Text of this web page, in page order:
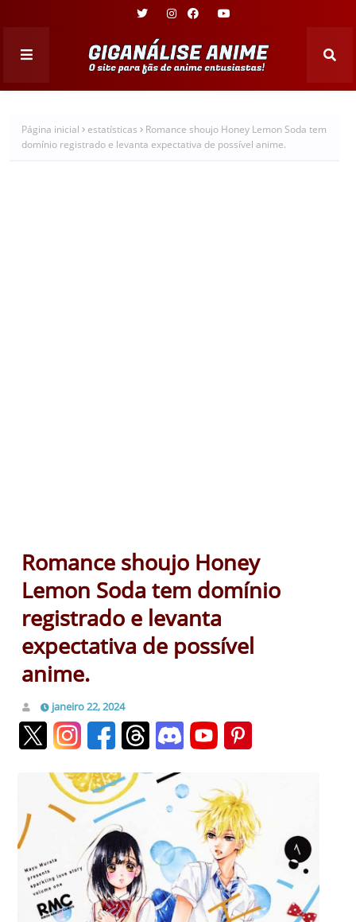
Página inicial estatísticas
Romance shoujo Honey Lemon Soda tem
domínio registrado e levanta expectativa de possível anime.
Romance shoujo Honey
Lemon Soda tem domínio
registrado e levanta
expectativa de possível
anime.
janeiro 22, 2024